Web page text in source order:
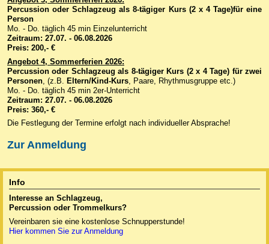
Info
Interesse an Schlagzeug,
Percussion oder Trommelkurs?
Vereinbaren sie eine kostenlose Schnupperstunde!
Hier kommen Sie zur Anmeldung
Percussion oder Schlagzeug als 8-tägiger Kurs (2 x 4 Tage)für eine
Person
Mo. - Do. täglich 45 min Einzelunterricht
Zeitraum: 27.07. - 06.08.2026
Preis: 200,- €
Angebot 4, Sommerferien 2026:
Percussionoder Schlagzeugals 8-tägiger Kurs (2 x 4 Tage) für zwei
Personen , (z.B. Eltern/Kind-Kurs , Paare, Rhythmusgruppe etc.)
Mo. - Do. täglich 45 min 2er-Unterricht
Zeitraum: 27.07. - 06.08.2026
Preis: 360,- €
Die Festlegung der Termine erfolgt nach individueller Absprache!
Zur Anmeldung